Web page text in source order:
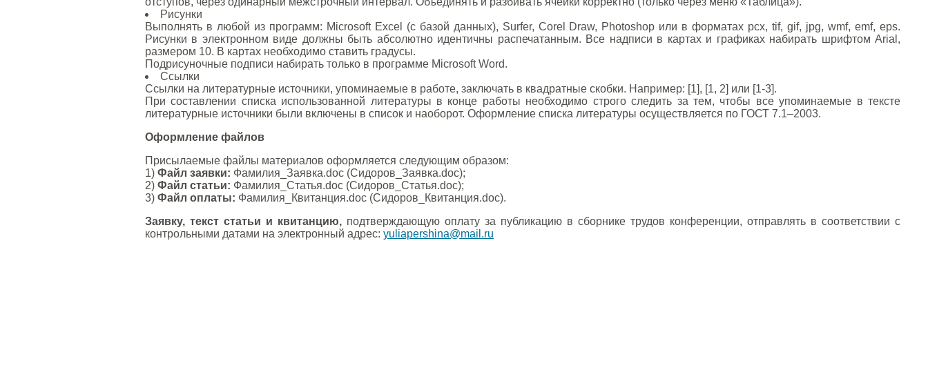
Рисунки
Выполнять в любой из программ: Microsoft Excel (с базой данных), Surfer, Corel Draw, Photoshop или в форматах pcx, tif, gif, jpg, wmf, emf, eps.
Рисунки в электронном виде должны быть абсолютно идентичны распечатанным. Все надписи в картах и графиках набирать шрифтом Arial,
размером 10. В картах необходимо ставить градусы.
Подрисуночные подписи набирать только в программе Microsoft Word.
Ссылки
Ссылки на литературные источники, упоминаемые в работе, заключать в квадратные скобки. Например: [1], [1, 2] или [1-3].
При составлении списка использованной литературы в конце работы необходимо строго следить за тем, чтобы все упоминаемые в тексте
литературные источники были включены в список и наоборот. Оформление списка литературы осуществляется по ГОСТ 7.1–2003.
Оформление файлов
Присылаемые файлы материалов оформляется следующим образом:
1) Файл заявки: Фамилия_Заявка.doc (Сидоров_Заявка.doc);
2) Файл статьи: Фамилия_Статья.doc (Сидоров_Статья.doc);
3) Файл оплаты: Фамилия_Квитанция.doc (Сидоров_Квитанция.doc).
Заявку, текст статьи и квитанцию, подтверждающую оплату за публикацию в сборнике трудов конференции, отправлять в соответствии с
контрольными датами на электронный адрес: yuliapershina@mail.ru